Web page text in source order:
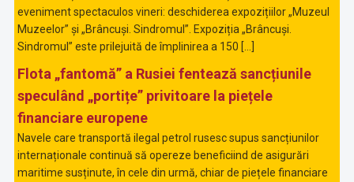
eveniment spectaculos vineri: deschiderea expozițiilor „Muzeul
Muzeelor” și „Brâncuși. Sindromul”. Expoziția „Brâncuși.
Sindromul” este prilejuită de împlinirea a 150 […]
Flota „fantomă” a Rusiei fentează sancțiunile
speculând „portițe” privitoare la piețele
financiare europene
Navele care transportă ilegal petrol rusesc supus sancțiunilor
internaționale continuă să opereze beneficiind de asigurări
maritime susținute, în cele din urmă, chiar de piețele financiare